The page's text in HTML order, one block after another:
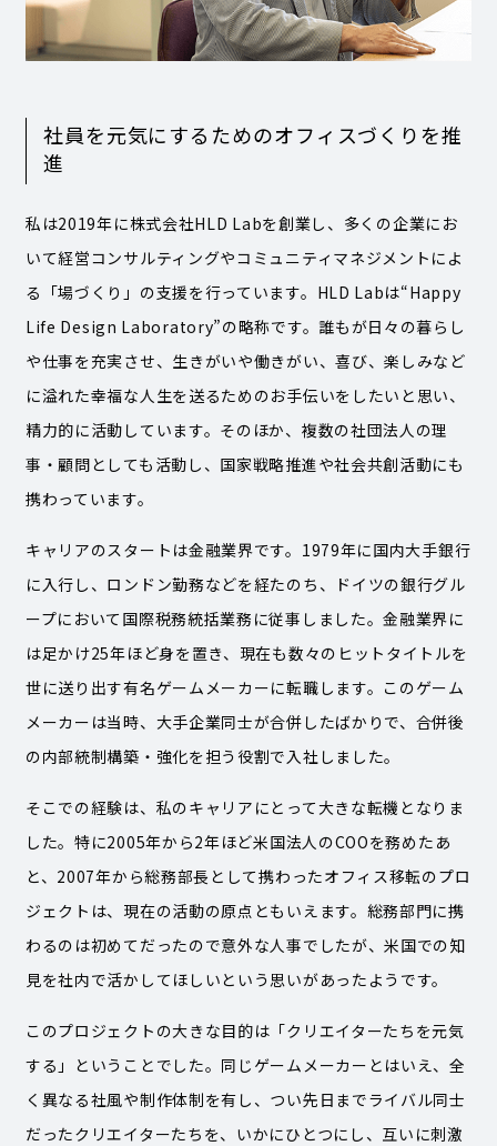
社員を元気にするためのオフィスづくりを推
進
私は2019年に株式会社HLD Labを創業し、多くの企業にお
いて経営コンサルティングやコミュニティマネジメントによ
る「場づくり」の支援を行っています。HLD Labは“Happy
Life Design Laboratory”の略称です。誰もが日々の暮らし
や仕事を充実させ、生きがいや働きがい、喜び、楽しみなど
に溢れた幸福な人生を送るためのお手伝いをしたいと思い、
精力的に活動しています。そのほか、複数の社団法人の理
事・顧問としても活動し、国家戦略推進や社会共創活動にも
携わっています。
キャリアのスタートは金融業界です。1979年に国内大手銀行
に入行し、ロンドン勤務などを経たのち、ドイツの銀行グル
ープにおいて国際税務統括業務に従事しました。金融業界に
は足かけ25年ほど身を置き、現在も数々のヒットタイトルを
世に送り出す有名ゲームメーカーに転職します。このゲーム
メーカーは当時、大手企業同士が合併したばかりで、合併後
の内部統制構築・強化を担う役割で入社しました。
そこでの経験は、私のキャリアにとって大きな転機となりま
した。特に2005年から2年ほど米国法人のCOOを務めたあ
と、2007年から総務部長として携わったオフィス移転のプロ
ジェクトは、現在の活動の原点ともいえます。総務部門に携
わるのは初めてだったので意外な人事でしたが、米国での知
見を社内で活かしてほしいという思いがあったようです。
このプロジェクトの大きな目的は「クリエイターたちを元気
する」ということでした。同じゲームメーカーとはいえ、全
く異なる社風や制作体制を有し、つい先日までライバル同士
だったクリエイターたちを、いかにひとつにし、互いに刺激